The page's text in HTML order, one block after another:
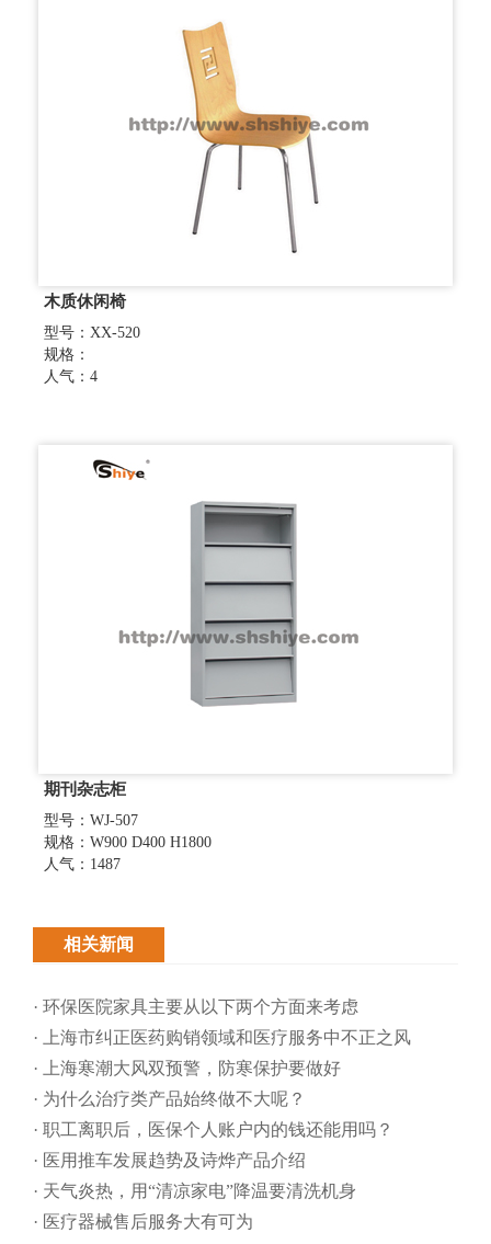
木质休闲椅
型号：XX-520
规格：
人气：4
期刊杂志柜
型号：WJ-507
规格：W900 D400 H1800
人气：1487
相关新闻
· 环保医院家具主要从以下两个方面来考虑
· 上海市纠正医药购销领域和医疗服务中不正之风
· 上海寒潮大风双预警，防寒保护要做好
· 为什么治疗类产品始终做不大呢？
· 职工离职后，医保个人账户内的钱还能用吗​？
· 医用推车发展趋势及诗烨产品介绍
· 天气炎热，用“清凉家电”降温要清洗机身
· 医疗器械售后服务大有可为